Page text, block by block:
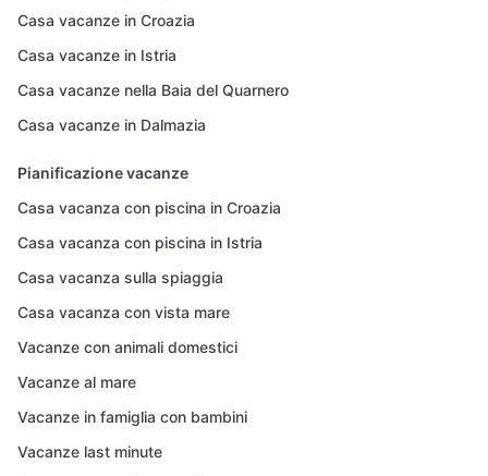
Casa vacanze in Croazia
Casa vacanze in Istria
Casa vacanze nella Baia del Quarnero
Casa vacanze in Dalmazia
Pianificazione vacanze
Casa vacanza con piscina in Croazia
Casa vacanza con piscina in Istria
Casa vacanza sulla spiaggia
Casa vacanza con vista mare
Vacanze con animali domestici
Vacanze al mare
Vacanze in famiglia con bambini
Vacanze last minute